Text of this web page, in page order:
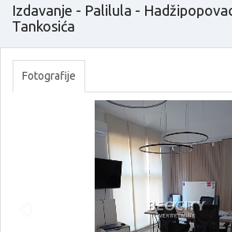
Izdavanje - Palilula -
Tankosića
Fotografije